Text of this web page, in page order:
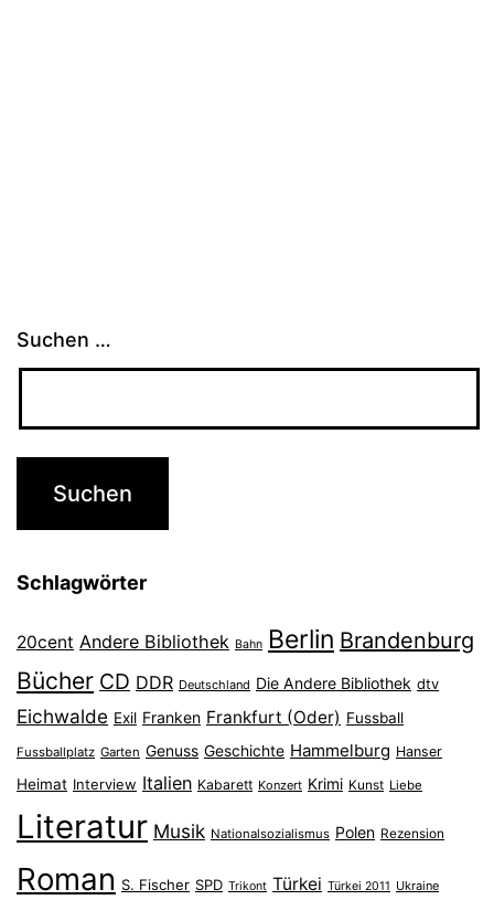
Suchen …
Schlagwörter
20cent Andere Bibliothek Bahn Berlin Brandenburg
Bücher CD DDR Deutschland Die Andere Bibliothek dtv
Eichwalde Exil Franken Frankfurt (Oder) Fussball
Fussballplatz Garten Genuss Geschichte Hammelburg Hanser
Heimat Interview Italien Kabarett Konzert Krimi Kunst Liebe
Literatur Musik Nationalsozialismus Polen Rezension
Roman S. Fischer SPD Trikont Türkei Türkei 2011 Ukraine